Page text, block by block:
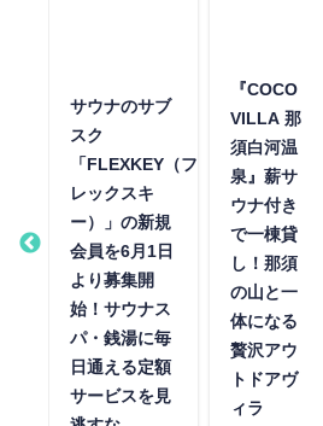
サウナのサブ
スク
「FLEXKEY（フ
レックスキ
ー）」の新規
会員を6月1日
より募集開
始！サウナス
パ・銭湯に毎
日通える定額
サービスを見
『COCO
VILLA 那
須白河温
泉』薪サ
ウナ付き
で一棟貸
し！那須
の山と一
体になる
贅沢アウ
トドアヴ
ィラ